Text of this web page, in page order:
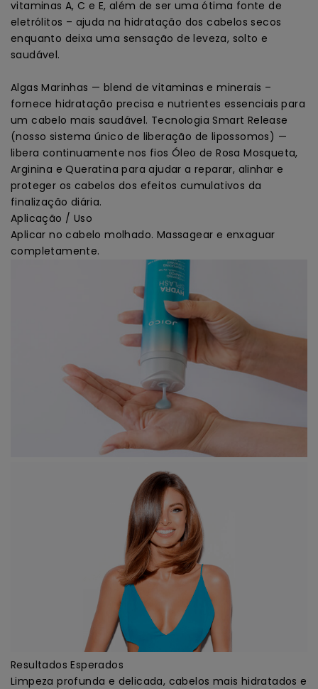
vitaminas A, C e E, além de ser uma ótima fonte de
eletrólitos – ajuda na hidratação dos cabelos secos
enquanto deixa uma sensação de leveza, solto e
saudável.
Algas Marinhas — blend de vitaminas e minerais –
fornece hidratação precisa e nutrientes essenciais para
um cabelo mais saudável. Tecnologia Smart Release
(nosso sistema único de liberação de lipossomos) —
libera continuamente nos fios Óleo de Rosa Mosqueta,
Arginina e Queratina para ajudar a reparar, alinhar e
proteger os cabelos dos efeitos cumulativos da
finalização diária.
Aplicação / Uso
Aplicar no cabelo molhado. Massagear e enxaguar
completamente.
Resultados Esperados
Limpeza profunda e delicada, cabelos mais hidratados e